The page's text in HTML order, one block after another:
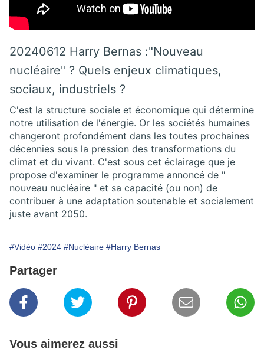
20240612 Harry Bernas :"Nouveau
nucléaire" ? Quels enjeux climatiques,
sociaux, industriels ?
C'est la structure sociale et économique qui détermine
notre utilisation de l'énergie. Or les sociétés humaines
changeront profondément dans les toutes prochaines
décennies sous la pression des transformations du
climat et du vivant. C'est sous cet éclairage que je
propose d'examiner le programme annoncé de "
nouveau nucléaire " et sa capacité (ou non) de
contribuer à une adaptation soutenable et socialement
juste avant 2050.
#Vidéo #2024 #Nucléaire #Harry Bernas
Partager
Vous aimerez aussi